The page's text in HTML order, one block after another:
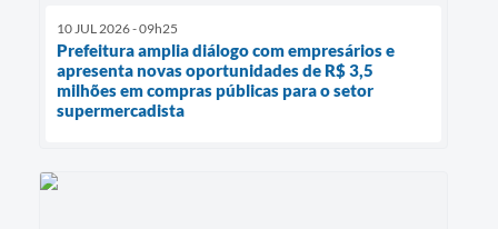
10 JUL 2026 - 09h25
Prefeitura amplia diálogo com empresários e
apresenta novas oportunidades de R$ 3,5
milhões em compras públicas para o setor
supermercadista